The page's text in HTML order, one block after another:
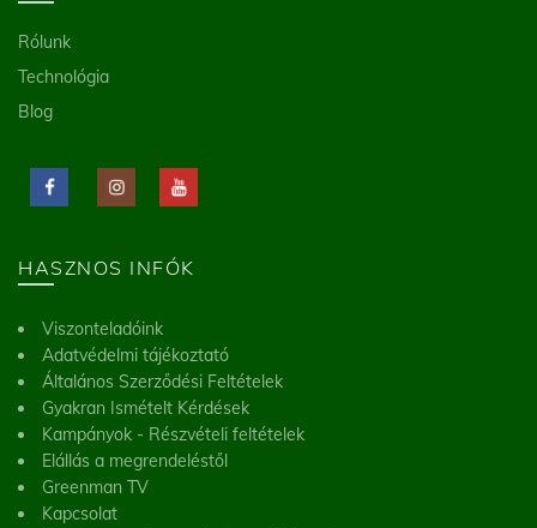
Rólunk
Technológia
Blog
HASZNOS INFÓK
Viszonteladóink
Adatvédelmi tájékoztató
Általános Szerződési Feltételek
Gyakran Ismételt Kérdések
Kampányok - Részvételi feltételek
Elállás a megrendeléstől
Greenman TV
Kapcsolat